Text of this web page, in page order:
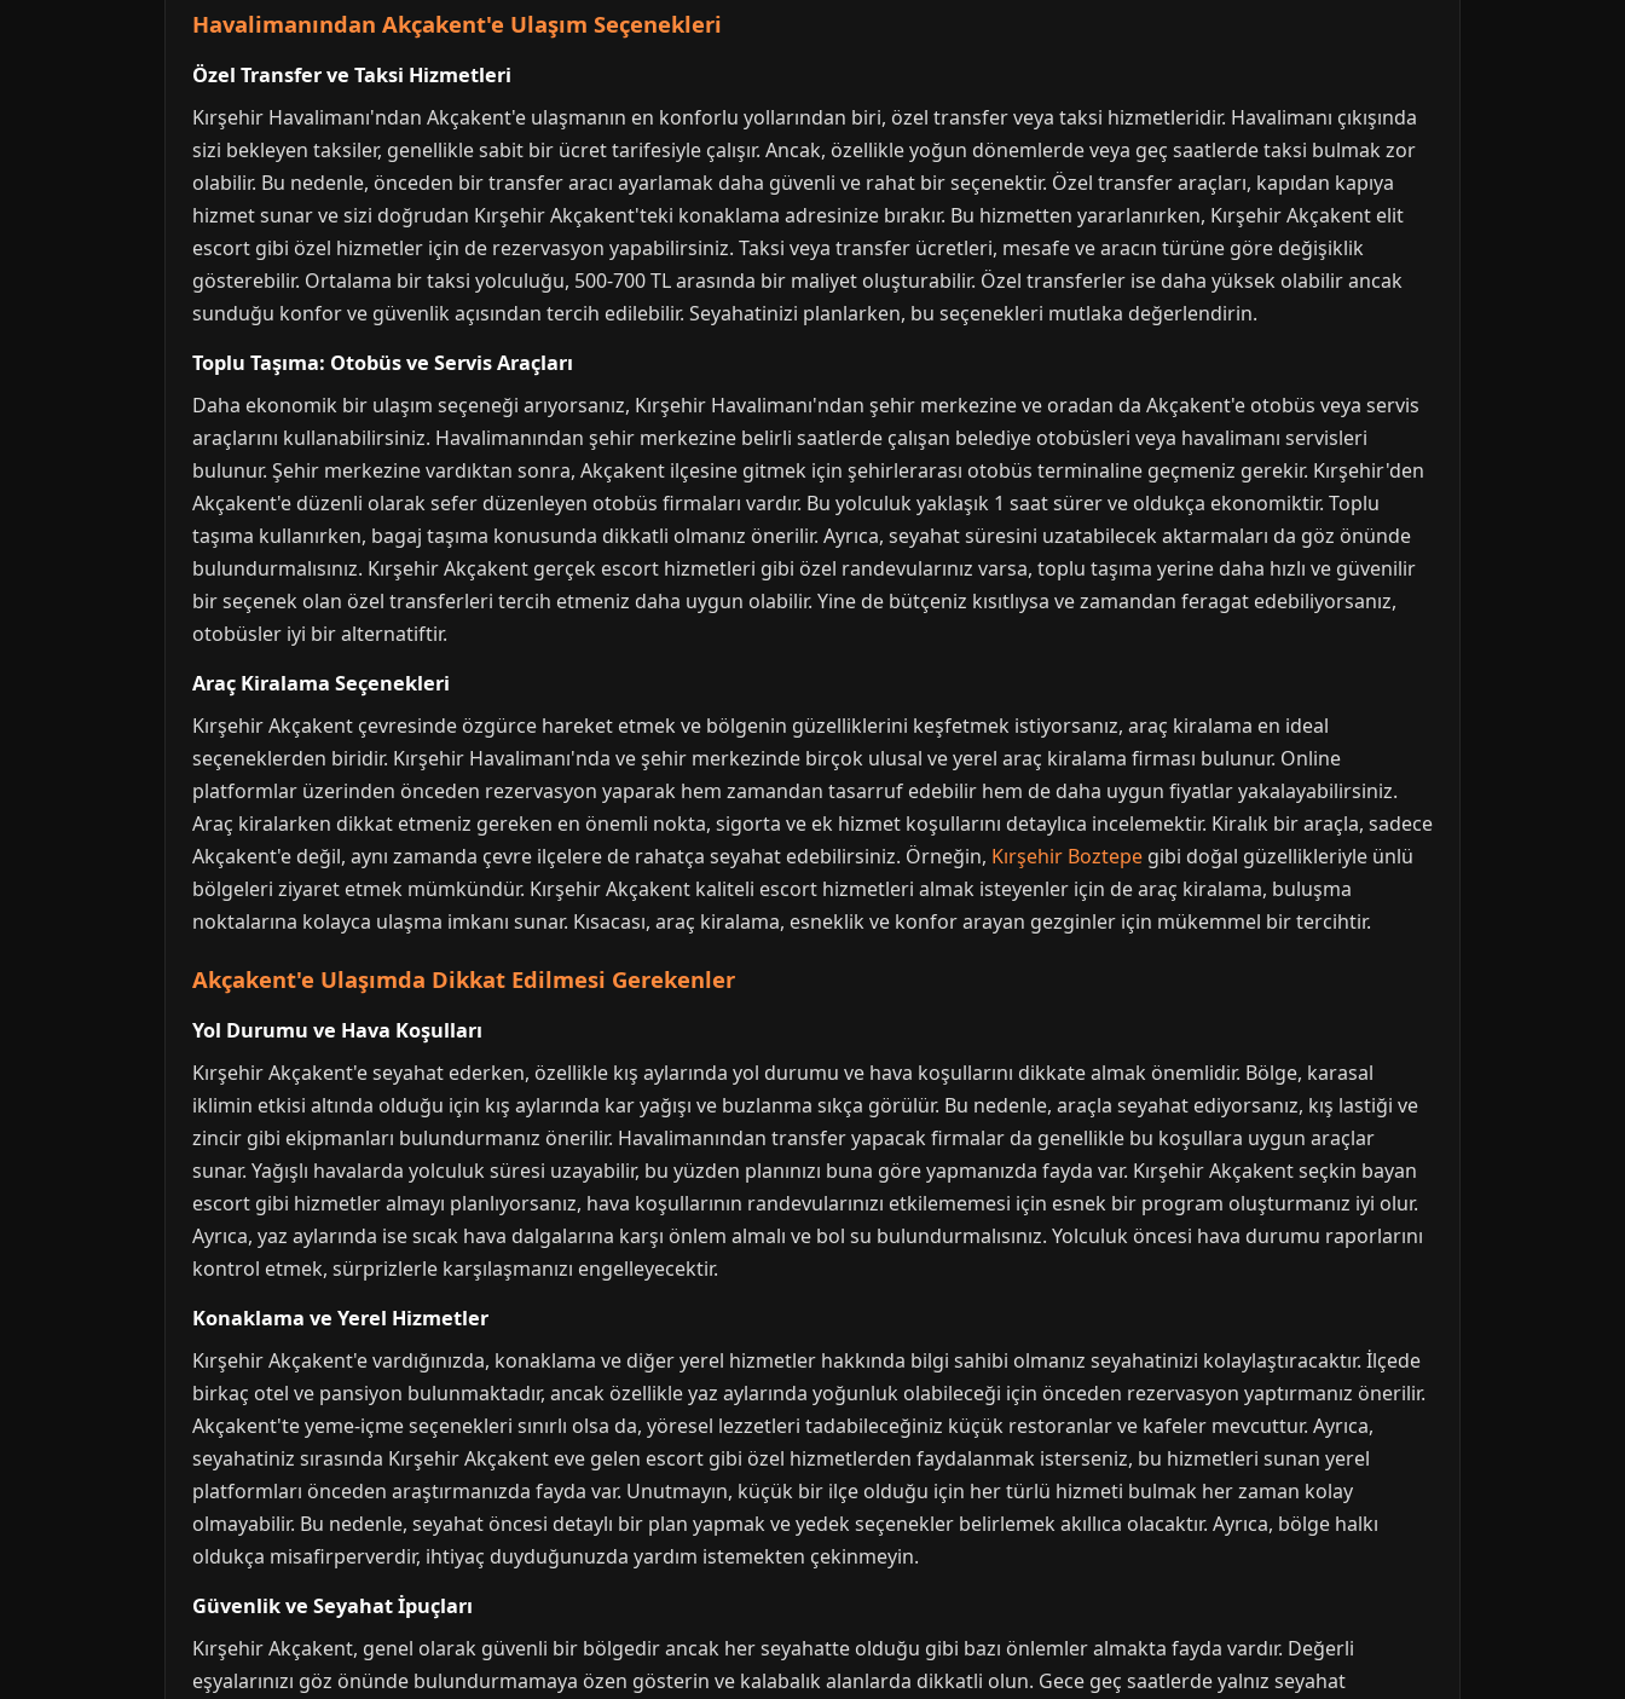
Havalimanından Akçakent'e Ulaşım Seçenekleri
Özel Transfer ve Taksi Hizmetleri
Kırşehir Havalimanı'ndan Akçakent'e ulaşmanın en konforlu yollarından biri, özel transfer veya taksi hizmetleridir. Havalimanı çıkışında
sizi bekleyen taksiler, genellikle sabit bir ücret tarifesiyle çalışır. Ancak, özellikle yoğun dönemlerde veya geç saatlerde taksi bulmak zor
olabilir. Bu nedenle, önceden bir transfer aracı ayarlamak daha güvenli ve rahat bir seçenektir. Özel transfer araçları, kapıdan kapıya
hizmet sunar ve sizi doğrudan Kırşehir Akçakent'teki konaklama adresinize bırakır. Bu hizmetten yararlanırken, Kırşehir Akçakent elit
escort gibi özel hizmetler için de rezervasyon yapabilirsiniz. Taksi veya transfer ücretleri, mesafe ve aracın türüne göre değişiklik
gösterebilir. Ortalama bir taksi yolculuğu, 500-700 TL arasında bir maliyet oluşturabilir. Özel transferler ise daha yüksek olabilir ancak
sunduğu konfor ve güvenlik açısından tercih edilebilir. Seyahatinizi planlarken, bu seçenekleri mutlaka değerlendirin.
Toplu Taşıma: Otobüs ve Servis Araçları
Daha ekonomik bir ulaşım seçeneği arıyorsanız, Kırşehir Havalimanı'ndan şehir merkezine ve oradan da Akçakent'e otobüs veya servis
araçlarını kullanabilirsiniz. Havalimanından şehir merkezine belirli saatlerde çalışan belediye otobüsleri veya havalimanı servisleri
bulunur. Şehir merkezine vardıktan sonra, Akçakent ilçesine gitmek için şehirlerarası otobüs terminaline geçmeniz gerekir. Kırşehir'den
Akçakent'e düzenli olarak sefer düzenleyen otobüs firmaları vardır. Bu yolculuk yaklaşık 1 saat sürer ve oldukça ekonomiktir. Toplu
taşıma kullanırken, bagaj taşıma konusunda dikkatli olmanız önerilir. Ayrıca, seyahat süresini uzatabilecek aktarmaları da göz önünde
bulundurmalısınız. Kırşehir Akçakent gerçek escort hizmetleri gibi özel randevularınız varsa, toplu taşıma yerine daha hızlı ve güvenilir
bir seçenek olan özel transferleri tercih etmeniz daha uygun olabilir. Yine de bütçeniz kısıtlıysa ve zamandan feragat edebiliyorsanız,
otobüsler iyi bir alternatiftir.
Araç Kiralama Seçenekleri
Kırşehir Akçakent çevresinde özgürce hareket etmek ve bölgenin güzelliklerini keşfetmek istiyorsanız, araç kiralama en ideal
seçeneklerden biridir. Kırşehir Havalimanı'nda ve şehir merkezinde birçok ulusal ve yerel araç kiralama firması bulunur. Online
platformlar üzerinden önceden rezervasyon yaparak hem zamandan tasarruf edebilir hem de daha uygun fiyatlar yakalayabilirsiniz.
Araç kiralarken dikkat etmeniz gereken en önemli nokta, sigorta ve ek hizmet koşullarını detaylıca incelemektir. Kiralık bir araçla, sadece
Akçakent'e değil, aynı zamanda çevre ilçelere de rahatça seyahat edebilirsiniz. Örneğin, Kırşehir Boztepe gibi doğal güzellikleriyle ünlü
bölgeleri ziyaret etmek mümkündür. Kırşehir Akçakent kaliteli escort hizmetleri almak isteyenler için de araç kiralama, buluşma
noktalarına kolayca ulaşma imkanı sunar. Kısacası, araç kiralama, esneklik ve konfor arayan gezginler için mükemmel bir tercihtir.
Akçakent'e Ulaşımda Dikkat Edilmesi Gerekenler
Yol Durumu ve Hava Koşulları
Kırşehir Akçakent'e seyahat ederken, özellikle kış aylarında yol durumu ve hava koşullarını dikkate almak önemlidir. Bölge, karasal
iklimin etkisi altında olduğu için kış aylarında kar yağışı ve buzlanma sıkça görülür. Bu nedenle, araçla seyahat ediyorsanız, kış lastiği ve
zincir gibi ekipmanları bulundurmanız önerilir. Havalimanından transfer yapacak firmalar da genellikle bu koşullara uygun araçlar
sunar. Yağışlı havalarda yolculuk süresi uzayabilir, bu yüzden planınızı buna göre yapmanızda fayda var. Kırşehir Akçakent seçkin bayan
escort gibi hizmetler almayı planlıyorsanız, hava koşullarının randevularınızı etkilememesi için esnek bir program oluşturmanız iyi olur.
Ayrıca, yaz aylarında ise sıcak hava dalgalarına karşı önlem almalı ve bol su bulundurmalısınız. Yolculuk öncesi hava durumu raporlarını
kontrol etmek, sürprizlerle karşılaşmanızı engelleyecektir.
Konaklama ve Yerel Hizmetler
Kırşehir Akçakent'e vardığınızda, konaklama ve diğer yerel hizmetler hakkında bilgi sahibi olmanız seyahatinizi kolaylaştıracaktır. İlçede
birkaç otel ve pansiyon bulunmaktadır, ancak özellikle yaz aylarında yoğunluk olabileceği için önceden rezervasyon yaptırmanız önerilir.
Akçakent'te yeme-içme seçenekleri sınırlı olsa da, yöresel lezzetleri tadabileceğiniz küçük restoranlar ve kafeler mevcuttur. Ayrıca,
seyahatiniz sırasında Kırşehir Akçakent eve gelen escort gibi özel hizmetlerden faydalanmak isterseniz, bu hizmetleri sunan yerel
platformları önceden araştırmanızda fayda var. Unutmayın, küçük bir ilçe olduğu için her türlü hizmeti bulmak her zaman kolay
olmayabilir. Bu nedenle, seyahat öncesi detaylı bir plan yapmak ve yedek seçenekler belirlemek akıllıca olacaktır. Ayrıca, bölge halkı
oldukça misafirperverdir, ihtiyaç duyduğunuzda yardım istemekten çekinmeyin.
Güvenlik ve Seyahat İpuçları
Kırşehir Akçakent, genel olarak güvenli bir bölgedir ancak her seyahatte olduğu gibi bazı önlemler almakta fayda vardır. Değerli
eşyalarınızı göz önünde bulundurmamaya özen gösterin ve kalabalık alanlarda dikkatli olun. Gece geç saatlerde yalnız seyahat